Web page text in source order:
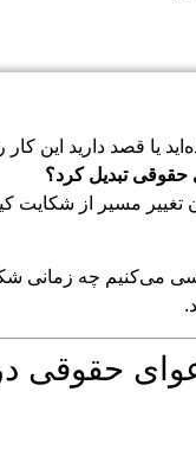
قصد دارید این کار
تبدیل کرد؟
تغییر مسیر از شکایت
می‌کنیم چه زمانی
حقوقی